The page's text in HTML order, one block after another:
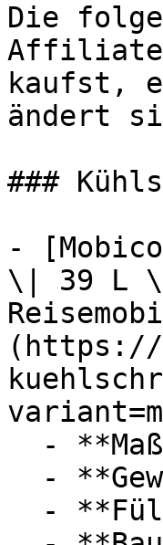
Die
Affiliate-
kaufst,
ändert
###
-
\| 39 L
(https://